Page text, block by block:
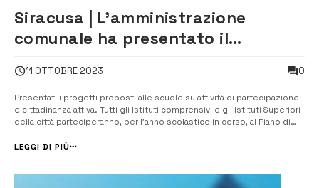
Siracusa | L’amministrazione
comunale ha presentato il
alle scuole
11 OTTOBRE 2023 0
Presentati i progetti proposti alle scuole su attività di partecipazione
e cittadinanza attiva. Tutti gli Istituti comprensivi e gli Istituti Superiori
della città parteciperanno, per l’anno scolastico in corso, al Piano di
gli assessorati alla Pubblica Istruzione, alla Cul...
LEGGI DI PIÙ